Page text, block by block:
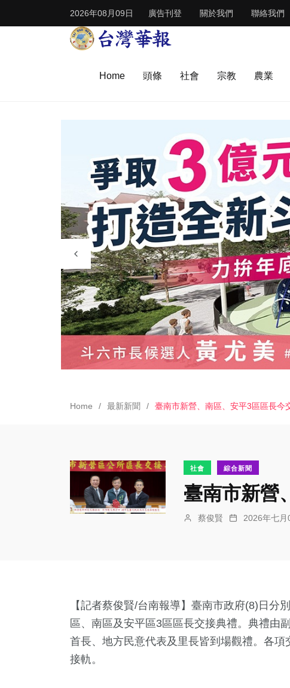
2026年08月09日 廣告刊登 關於我們 聯絡我們
Home 頭條 社會 宗教 農業
Home 最新新聞 臺南市新營、南區、安平3區區長今
社會 綜合新聞
臺南市新營
蔡俊賢 2026年七月
【記者蔡俊賢/台南報導】臺南市政府(8)日分
區、南區及安平區3區區長交接典禮。典禮由
首長、地方民意代表及里長皆到場觀禮。各
接軌。